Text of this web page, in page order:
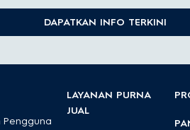
DAPATKAN INFO TERKINI
Pengguna
LAYANAN PURNA
JUAL